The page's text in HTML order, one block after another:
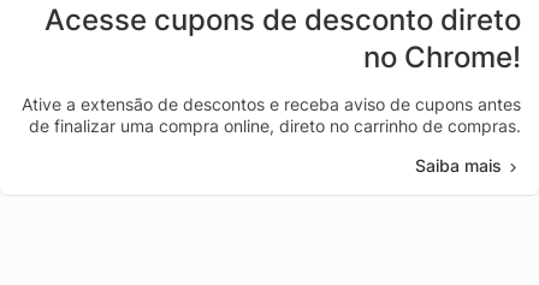
Acesse cupons de desconto direto
no Chrome!
Ative a extensão de descontos e receba aviso de cupons antes
de finalizar uma compra online, direto no carrinho de compras.
Saiba mais